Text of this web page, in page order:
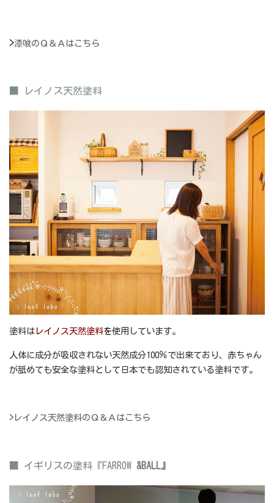
>漆喰のＱ＆Ａはこちら
■ レイノス天然塗料
塗料は レイノス天然塗料を使用しています。
人体に成分が吸収されない天然成分100％で出来ており、赤ちゃん
が舐めても安全な塗料として日本でも認知されている塗料です。
> レイノス天然塗料のＱ＆Ａはこちら
イギリスの塗料『FARROW &BALL』